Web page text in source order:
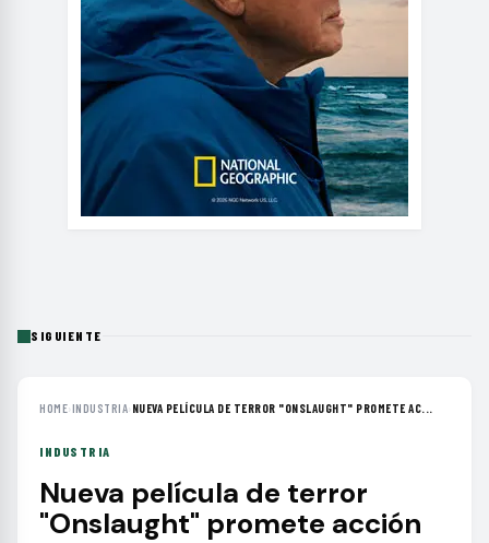
SIGUIENTE
HOME›INDUSTRIA› NUEVA PELÍCULA DE TERROR "ONSLAUGHT" PROMETE AC...
INDUSTRIA
Nueva película de terror
"Onslaught" promete acción